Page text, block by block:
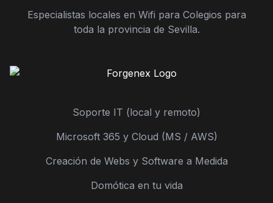
Especialistas locales en Wifi para Colegios para
toda la provincia de Sevilla.
Soporte IT (local y remoto)
Microsoft 365 y Cloud (MS / AWS)
Creación de Webs y Software a Medida
Domótica en tu vida